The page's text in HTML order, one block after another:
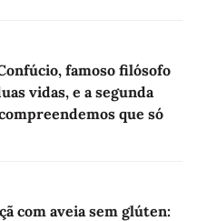
famoso filósofo
vidas, e a segunda
que só
com aveia sem glúten: